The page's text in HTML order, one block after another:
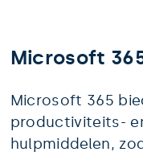
Microsoft
Microsoft 365
productiviteits-
hulpmiddelen,